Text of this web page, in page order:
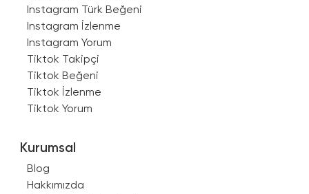
Instagram Türk Beğeni
Instagram İzlenme
Instagram Yorum
Tiktok Takipçi
Tiktok Beğeni
Tiktok İzlenme
Tiktok Yorum
Kurumsal
Blog
Hakkımızda